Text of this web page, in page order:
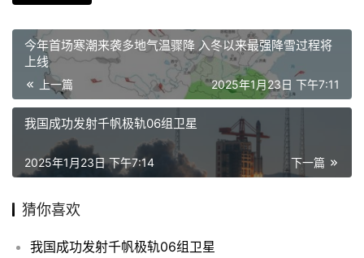
今年首场寒潮来袭多地气温骤降 入冬以来最强降雪过程将
上线
上一篇 2025年1月23日 下午7:11
我国成功发射千帆极轨06组卫星
下一篇
2025年1月23日 下午7:14
猜你喜欢
我国成功发射千帆极轨06组卫星